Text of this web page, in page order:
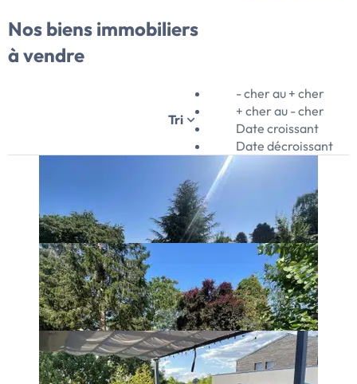
Nos biens immobiliers
à vendre
Tri
- cher au + cher
+ cher au - cher
Date croissant
Date décroissant
4 Exclu